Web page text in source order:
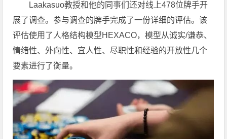
Laakasuo教授和他的同事们还对线上478位牌手开
展了调查。参与调查的牌手完成了一份详细的评估。该
评估使用了人格结构模型HEXACO，模型从诚实/谦恭、
情绪性、外向性、宜人性、尽职性和经验的开放性几个
要素进行了衡量。